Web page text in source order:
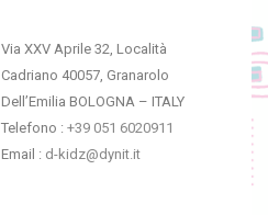
Via XXV Aprile 32, Località
Cadriano 40057, Granarolo
Dell’Emilia BOLOGNA – ITALY
Telefono :+39 051 6020911
Email : d-kidz@dynit.it